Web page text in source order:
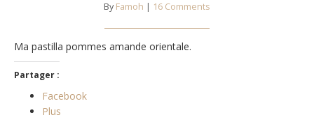
By Famoh | 16 Comments
Ma pastilla pommes amande orientale.
Partager :
Facebook
Plus